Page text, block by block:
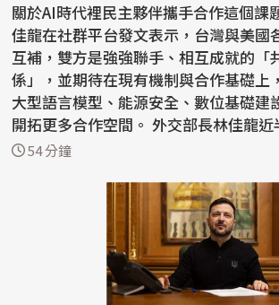
關於AI時代裡民主夥伴攜手合作這個課
佳龍在社群平台發文表示，台灣與美國
互補，雙方是強強聯手、相互成就的「
係」，並期待在現有機制與合作基礎上
大型語言模型、能源安全、數位基礎建
開拓更多合作空間。 外交部長林佳龍近半年來頻繁使用
「共生夥伴...
54 分鐘